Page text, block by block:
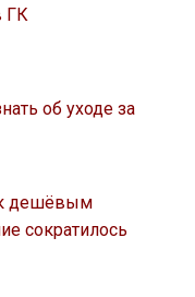
ГК
об уходе за
к дешёвым
сократилось